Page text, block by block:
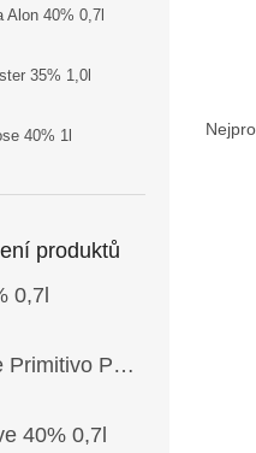
Alon 40% 0,7l
35% 1,0l
40% 1l
produktů
0,7l
5 z 5 hvězdiček.
6x Casa Charlize Primitivo Puglia IGT 13,5% 0,75l
4 z 5 hvězdiček.
40% 0,7l